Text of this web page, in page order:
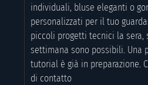
individuali, bluse eleganti o
personalizzati per il tuo
piccoli progetti tecnici la
settimana sono possibili. Una
tutorial è già in preparazione.
di contatto